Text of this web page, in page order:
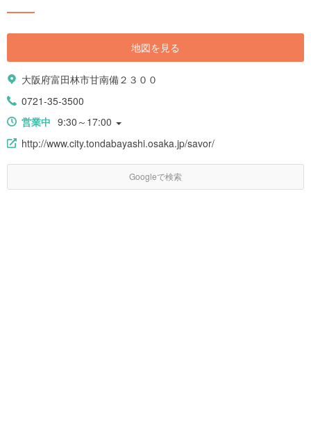
地図を見る
大阪府富田林市甘南備２３００
0721-35-3500
営業中 9:30～17:00
http://www.city.tondabayashi.osaka.jp/savor/
Googleで検索